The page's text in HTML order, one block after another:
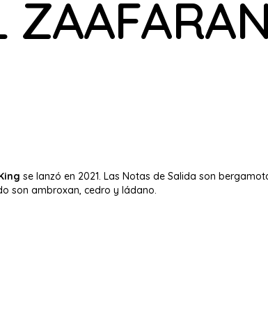
ZAAFARAN
se lanzó en 2021. Las Notas de Salida son
son ambroxan, cedro y ládano.